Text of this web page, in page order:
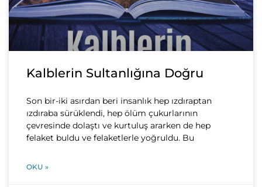
Kalblerin Sultanlığına Doğru
Son bir-iki asırdan beri insanlık hep ızdıraptan
ızdıraba sürüklendi, hep ölüm çukurlarının
çevresinde dolaştı ve kurtuluş ararken de hep
felaket buldu ve felaketlerle yoğruldu. Bu
OKU »